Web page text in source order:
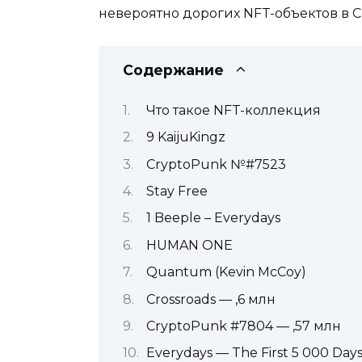
невероятно дорогих NFT-объектов в
Содержание
Что такое NFT-коллекция
9 KaijuKingz
CryptoPunk №#7523
Stay Free
1 Beeple – Everydays
HUMAN ONE
Quantum (Kevin McCoy)
Crossroads — ,6 млн
CryptoPunk #7804 — ,57 млн
Everydays — The First 5 000 Days